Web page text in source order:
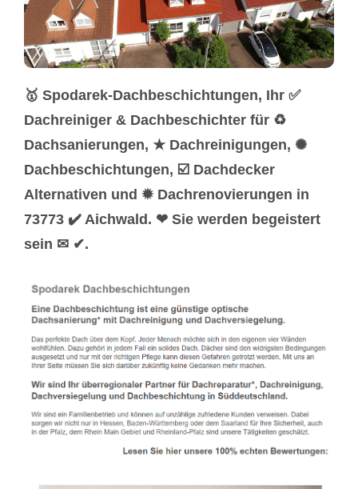
🥇 Spodarek-Dachbeschichtungen, Ihr ✅
Dachreiniger & Dachbeschichter für ♻
Dachsanierungen, ★ Dachreinigungen, ✺
Dachbeschichtungen, ☑️ Dachdecker
Alternativen und ✹ Dachrenovierungen in
73773 ✔️ Aichwald. ❤ Sie werden begeistert
sein ✉ ✔.